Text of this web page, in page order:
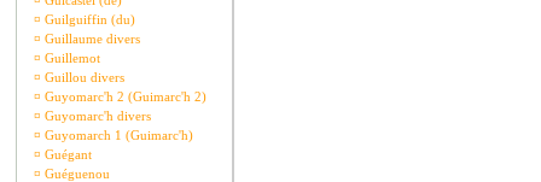
¤ Guilguiffin (du)
¤ Guillaume divers
¤ Guillemot
¤ Guillou divers
¤ Guyomarc'h 2 (Guimarc'h 2)
¤ Guyomarc'h divers
¤ Guyomarch 1 (Guimarc'h)
¤ Guégant
¤ Guéguenou